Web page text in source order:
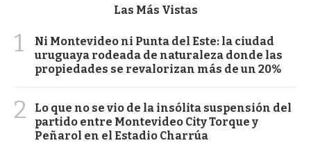
Las Más Vistas
1
Ni Montevideo ni Punta del Este: la ciudad
uruguaya rodeada de naturaleza donde las
propiedades se revalorizan más de un 20%
2
Lo que no se vio de la insólita suspensión del
partido entre Montevideo City Torque y
Peñarol en el Estadio Charrúa